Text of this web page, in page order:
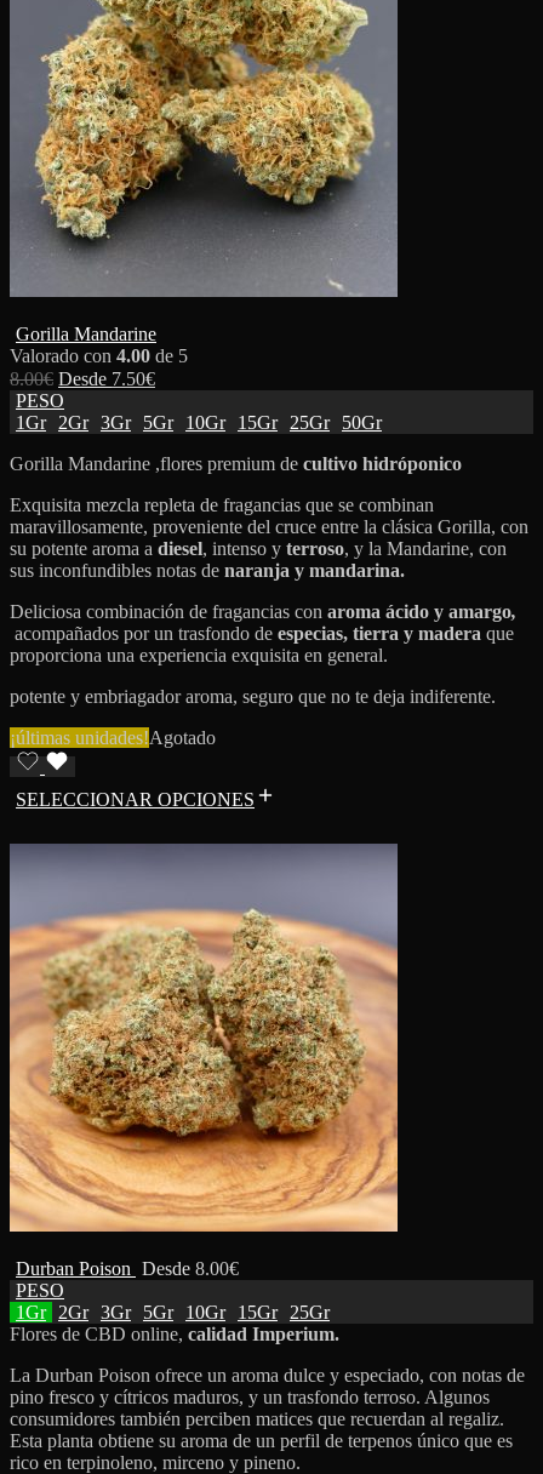
Gorilla Mandarine
Valorado con 4.00 de 5
8.00€ Desde 7.50€
PESO
1Gr
2Gr 3Gr 5Gr 10Gr 15Gr 25Gr
50Gr
Gorilla Mandarine ,flores premium de cultivo hidróponico
Exquisita mezcla repleta de fragancias que se combinan
maravillosamente, proveniente del cruce entre la clásica Gorilla, con
su potente aroma a diesel, intenso y terroso, y la Mandarine, con
sus inconfundibles notas de naranja y mandarina.
Deliciosa combinación de fragancias con aroma ácido y amargo,
acompañados por un trasfondo de especias, tierra y madera que
proporciona una experiencia exquisita en general.
potente y embriagador aroma, seguro que no te deja indiferente.
¡últimas unidades!Agotado
SELECCIONAR OPCIONES
Durban Poison Desde 8.00€
PESO
1Gr
2Gr 3Gr 5Gr 10Gr 15Gr
25Gr
Flores de CBD online, calidad Imperium.
La Durban Poison ofrece un aroma dulce y especiado, con notas de
pino fresco y cítricos maduros, y un trasfondo terroso. Algunos
consumidores también perciben matices que recuerdan al regaliz.
Esta planta obtiene su aroma de un perfil de terpenos único que es
rico en terpinoleno, mirceno y pineno.